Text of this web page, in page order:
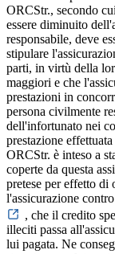
ORCStr., secondo
essere diminuito
responsabile, deve
stipulare
parti, in virtù della
maggiori e che
prestazioni in
persona civilmente
dell'infortunato nei
prestazione
ORCStr. è inteso a
coperte da questa
pretese per effetto
l'assicurazione
, che il credito
illeciti passa
lui pagata. Ne